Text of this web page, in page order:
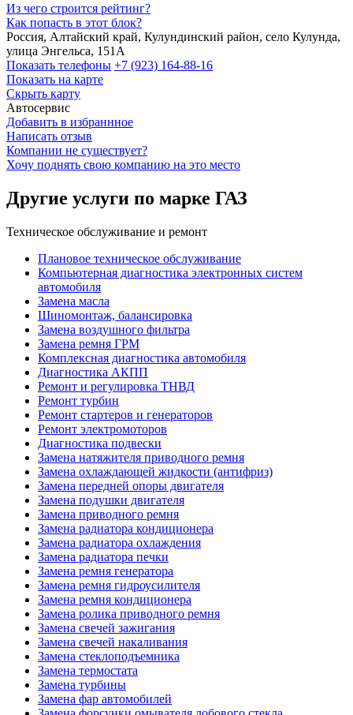
Из чего строится рейтинг?
Как попасть в этот блок?
Россия, Алтайский край, Кулундинский район, село Кулунда,
улица Энгельса, 151А
Показать телефоны +7 (923) 164-88-16
Показать на карте
Скрыть карту
Автосервис
Добавить в избраннное
Написать отзыв
Компании не существует?
Хочу поднять свою компанию на это место
Другие услуги по марке ГАЗ
Техническое обслуживание и ремонт
Плановое техническое обслуживание
Компьютерная диагностика электронных систем
автомобиля
Замена масла
Шиномонтаж, балансировка
Замена воздушного фильтра
Замена ремня ГРМ
Комплексная диагностика автомобиля
Диагностика АКПП
Ремонт и регулировка ТНВД
Ремонт турбин
Ремонт стартеров и генераторов
Ремонт электромоторов
Диагностика подвески
Замена натяжителя приводного ремня
Замена охлаждающей жидкости (антифриз)
Замена передней опоры двигателя
Замена подушки двигателя
Замена приводного ремня
Замена радиатора кондиционера
Замена радиатора охлаждения
Замена радиатора печки
Замена ремня генератора
Замена ремня гидроусилителя
Замена ремня кондиционера
Замена ролика приводного ремня
Замена свечей зажигания
Замена свечей накаливания
Замена стеклоподъемника
Замена термостата
Замена турбины
Замена фар автомобилей